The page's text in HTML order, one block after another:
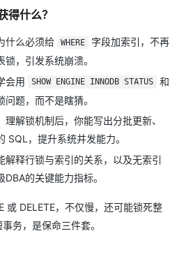
得什么？
什么必须给 WHERE
字段加索引，不再
，引发系统崩溃。
会用 SHOW ENGINE INNODB STATUS
和
题，而不是瞎猜。
理解锁机制后，你能写出分批更新、
SQL，提升系统并发能力。
解释行锁与索引的关系，以及无索引
的关键能力指标。
或 DELETE，不仅慢，还可能锁死整
务，是保命三件套。